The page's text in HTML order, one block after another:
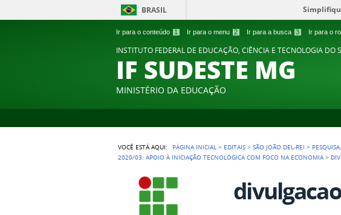
Ir para o conteúdo 1 Ir para o menu 2 Ir para a busca 3 Ir para o
BRASIL
INSTITUTO FEDERAL DE EDUCAÇÃO, CIÊNCIA E TECNOLOGIA DO
IF SUDESTE MG
MINISTÉRIO DA EDUCAÇÃO
VOCÊ ESTÁ AQUI: PÁGINA INICIAL > EDITAIS >SÃO JOÃO DEL-REI >
2020/03: APOIO À INICIAÇÃO TECNOLÓGICA COM FOCO NA ECONOMIA >